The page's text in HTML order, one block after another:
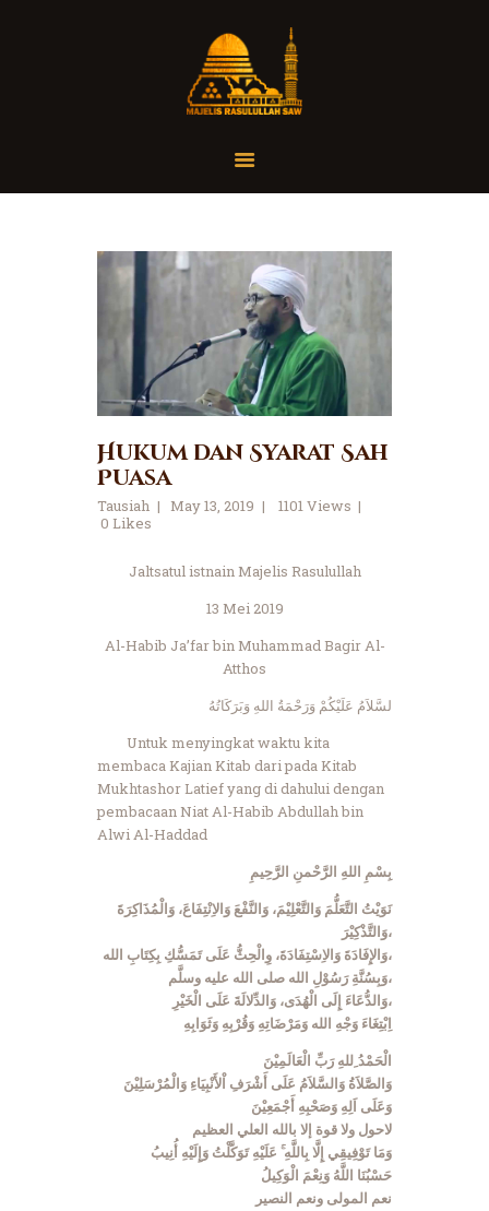
Home
Tausiah
Tanya Yuk
Dokumentasi
Referensi
Hukum dan Syarat Sah
Puasa
Tausiah May 13, 2019 1101Views
0 Likes
Jaltsatul istnain Majelis Rasulullah
13 Mei 2019
Al-Habib Ja’far bin Muhammad Bagir Al-
Atthos
لسَّلاَمُ عَلَيْكُمْ وَرَحْمَةُ اللهِ وَبَرَكَاتُهُ
Untuk menyingkat waktu kita
membaca Kajian Kitab dari pada Kitab
Mukhtashor Latief yang di dahului dengan
pembacaan Niat Al-Habib Abdullah bin
Alwi Al-Haddad
بِسْمِ اللهِ الرَّحْمنِ الرَّحِيمِ
نَوَيْتُ التَّعَلُّمَ وَالتَّعْلِيْمَ، وَالنَّفْعَ وَالاِنْتِفَاعَ، وَالْمُذَاكِرَةَ
وَالتَّذْكِيْرَ،
وَالإِفَادَةَ وَالاِسْتِفَادَةَ، وِالْحِثُّ عَلَى تَمَسُّكِ بِكِتَابِ الله،
وَبِسُنَّةِ رَسُوْلِ الله صلى الله عليه وسلَّم،
وَالدُّعَاءَ إِلَى الْهُدَى، وَالدِّلالَةَ عَلَى الْخَيْرِ،
اِبْتِغَاءَ وَجْهِ الله وَمَرْضَاتِهِ وَقُرْبِهِ وَثَوَابِهِ
الْحَمْدُ ِللهِ رَبِّ الْعَالَمِيْنَ
وَالصَّلاَةُ وَالسَّلاَمُ عَلَى أَشْرَفِ اْلأَنْبِيَاءِ وَالْمُرْسَلِيْنَ
وَعَلَى اَلِهِ وَصَحْبِهِ أَجْمَعِيْنَ
لاحول ولا قوة إلا بالله العلي العظيم
وَمَا تَوْفِيقِي إِلَّا بِاللَّهِ ۚ عَلَيْهِ تَوَكَّلْتُ وَإِلَيْهِ أُنِيبُ
حَسْبُنَا اللَّهُ وَنِعْمَ الْوَكِيلُ
نعم المولى ونعم النصير